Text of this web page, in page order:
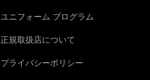
ユニフォーム プログラム
正規取扱店について
プライバシーポリシー